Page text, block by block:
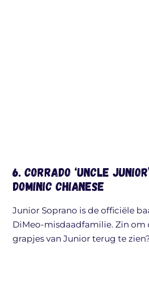
6. Corrado ‘Uncle
Dominic Chianese
Junior Soprano is de officiële
DiMeo-misdaadfamilie. Zin om
grapjes van Junior terug te